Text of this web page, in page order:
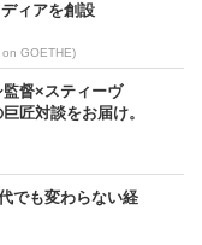
ィアを創設
on GOETHE)
督×スティーヴ
匠対談をお届け。
でも変わらない経